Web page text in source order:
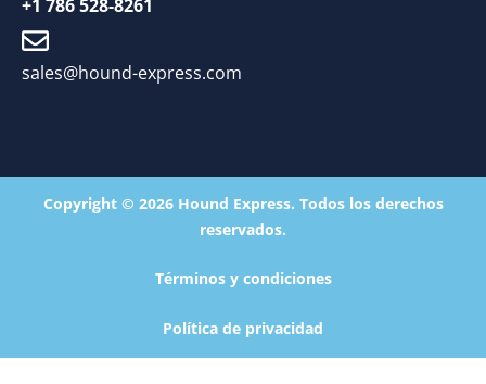
+1 786 528-8261
sales@hound-express.com
Copyright © 2026 Hound Express. Todos los derechos
reservados.
Términos y condiciones
Política de privacidad